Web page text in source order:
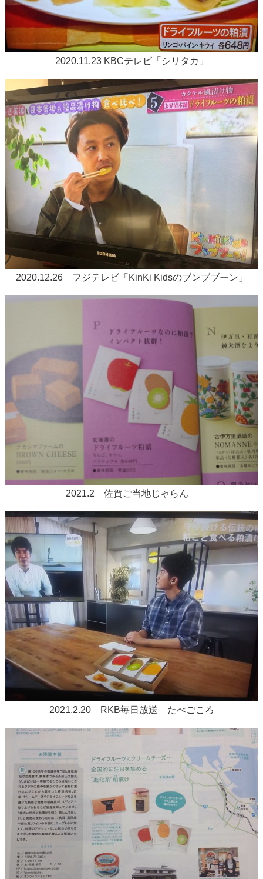
2020.11.23 KBCテレビ「シリタカ」
2020.12.26 フジテレビ「KinKi Kidsのブンブブーン」
2021.2 佐賀ご当地じゃらん
2021.2.20 RKB毎日放送 たべごころ